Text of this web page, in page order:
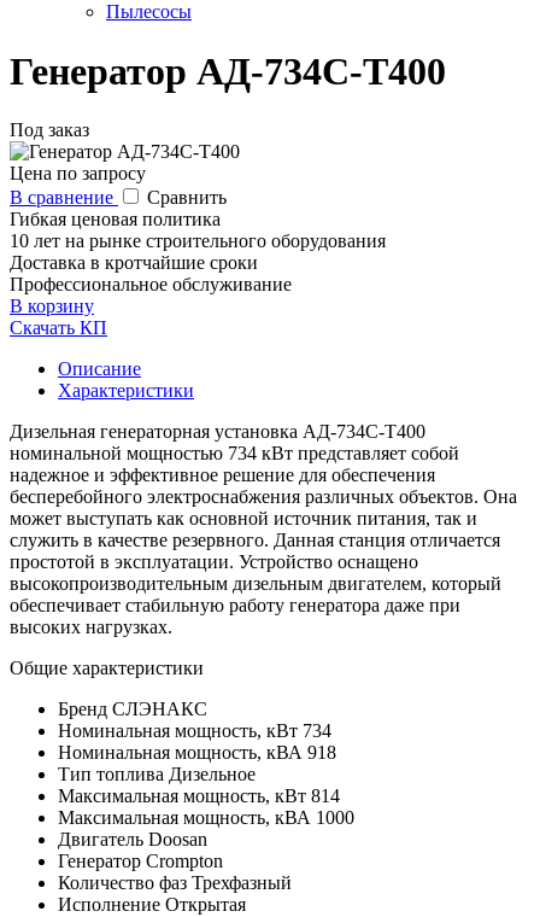
Пылесосы
Генератор АД-734С-Т400
Под заказ
Цена по запросу
В сравнение
Сравнить
Гибкая ценовая политика
10 лет на рынке строительного оборудования
Доставка в кротчайшие сроки
Профессиональное обслуживание
В корзину
Скачать КП
Описание
Характеристики
Дизельная генераторная установка АД-734С-Т400
номинальной мощностью 734 кВт представляет собой
надежное и эффективное решение для обеспечения
бесперебойного электроснабжения различных объектов. Она
может выступать как основной источник питания, так и
служить в качестве резервного. Данная станция отличается
простотой в эксплуатации. Устройство оснащено
высокопроизводительным дизельным двигателем, который
обеспечивает стабильную работу генератора даже при
высоких нагрузках.
Общие характеристики
Бренд CЛЭНАКС
Номинальная мощность, кВт 734
Номинальная мощность, кВА 918
Тип топлива Дизельное
Максимальная мощность, кВт 814
Максимальная мощность, кВА 1000
Двигатель Doosan
Генератор Crompton
Количество фаз Трехфазный
Исполнение Открытая